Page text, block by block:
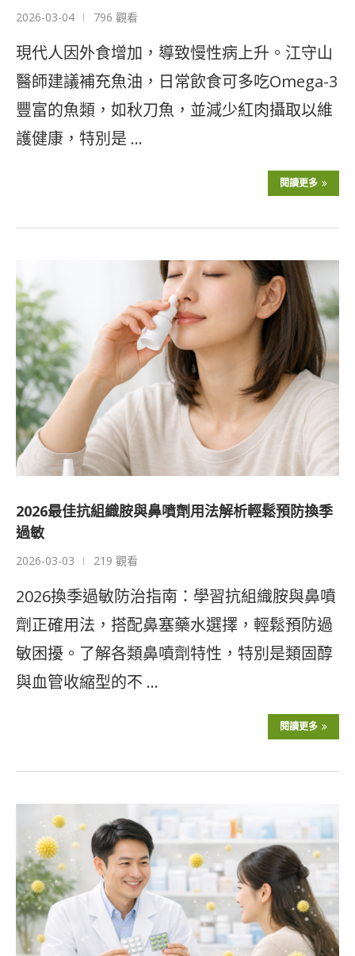
2026-03-04 796 觀看
現代人因外食增加，導致慢性病上升。江守山
醫師建議補充魚油，日常飲食可多吃Omega-3
豐富的魚類，如秋刀魚，並減少紅肉攝取以維
護健康，特別是 …
閱讀更多
2026最佳抗組織胺與鼻噴劑用法解析輕鬆預防換季
過敏
2026-03-03 219 觀看
2026換季過敏防治指南：學習抗組織胺與鼻噴
劑正確用法，搭配鼻塞藥水選擇，輕鬆預防過
敏困擾。了解各類鼻噴劑特性，特別是類固醇
與血管收縮型的不 …
閱讀更多